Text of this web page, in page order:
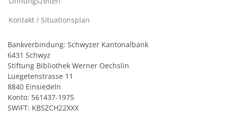
Kontakt / Situationsplan
Bankverbindung: Schwyzer Kantonalbank
6431 Schwyz
Stiftung Bibliothek Werner Oechslin
Luegetenstrasse 11
8840 Einsiedeln
Konto: 561437-1975
SWIFT: KBSZCH22XXX